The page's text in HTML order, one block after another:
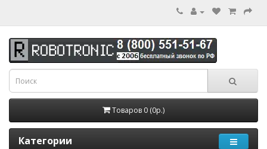
Товаров 0 (0р.)
Категории